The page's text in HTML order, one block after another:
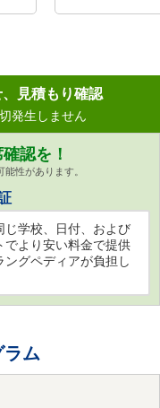
見積もり確認
発生しません
認を！
性があります。
じ学校、日付、および
でより安い料金で提供
グペディアが負担し
ラム